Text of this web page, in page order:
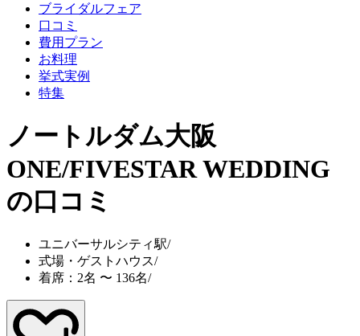
ブライダルフェア
口コミ
費用プラン
お料理
挙式実例
特集
ノートルダム大阪
ONE/FIVESTAR WEDDING
の口コミ
ユニバーサルシティ駅/
式場・ゲストハウス/
着席：2名 〜 136名/